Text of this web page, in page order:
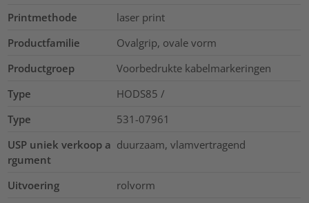
Printmethode
laser print
Productfamilie
Ovalgrip, ovale vorm
Productgroep
Voorbedrukte kabelmarkeringen
Type
HODS85 /
Type
531-07961
USP uniek verkoop a
rgument
duurzaam, vlamvertragend
Uitvoering
rolvorm